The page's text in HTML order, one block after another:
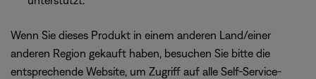
Wenn Sie dieses Produkt in einem anderen Land/einer
anderen Region gekauft haben, besuchen Sie bitte die
entsprechende Website, um Zugriff auf alle Self-Service-